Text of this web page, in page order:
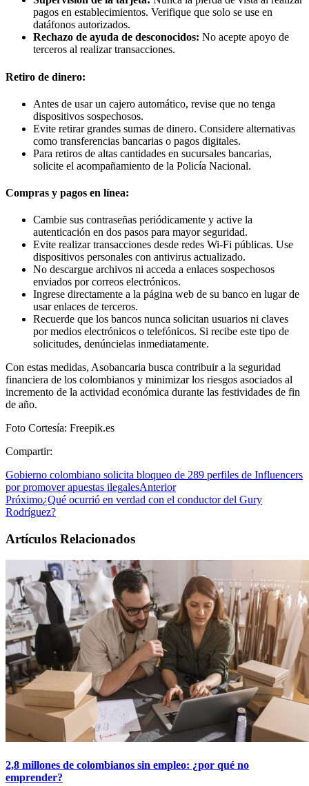
pagos en establecimientos. Verifique que solo se use en
datáfonos autorizados.
Rechazo de ayuda de desconocidos: No acepte apoyo de
terceros al realizar transacciones.
Retiro de dinero:
Antes de usar un cajero automático, revise que no tenga
dispositivos sospechosos.
Evite retirar grandes sumas de dinero. Considere alternativas
como transferencias bancarias o pagos digitales.
Para retiros de altas cantidades en sucursales bancarias,
solicite el acompañamiento de la Policía Nacional.
Compras y pagos en línea:
Cambie sus contraseñas periódicamente y active la
autenticación en dos pasos para mayor seguridad.
Evite realizar transacciones desde redes Wi-Fi públicas. Use
dispositivos personales con antivirus actualizado.
No descargue archivos ni acceda a enlaces sospechosos
enviados por correos electrónicos.
Ingrese directamente a la página web de su banco en lugar de
usar enlaces de terceros.
Recuerde que los bancos nunca solicitan usuarios ni claves
por medios electrónicos o telefónicos. Si recibe este tipo de
solicitudes, denúncielas inmediatamente.
Con estas medidas, Asobancaria busca contribuir a la seguridad
financiera de los colombianos y minimizar los riesgos asociados al
incremento de la actividad económica durante las festividades de fin
de año.
Foto Cortesía: Freepik.es
Compartir:
Gobierno colombiano solicita bloqueo de 289 perfiles de Influencers
por promover apuestas ilegalesAnterior
Próximo¿Qué ocurrió en verdad con el conductor del Gury
Rodríguez?
Artículos Relacionados
2,8 millones de colombianos sin empleo: ¿por qué no
emprender?